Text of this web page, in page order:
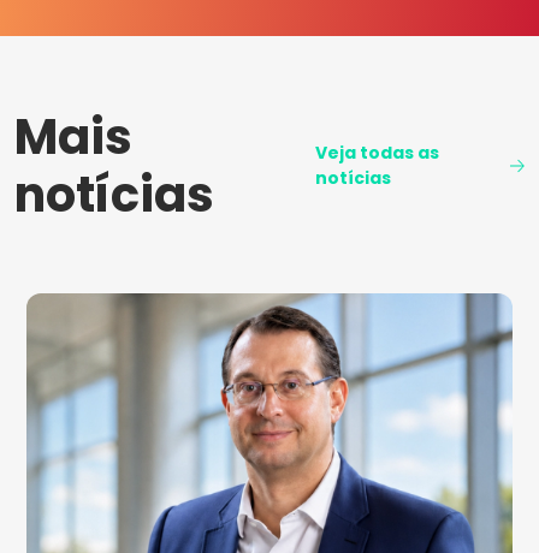
Mais
notícias
Veja todas as
notícias